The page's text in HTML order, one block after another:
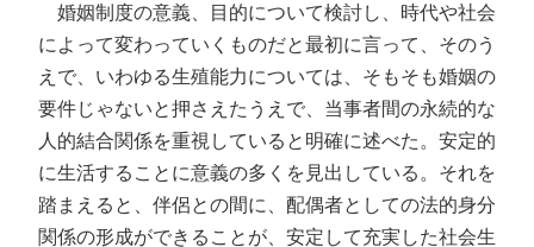
婚姻制度の意義、目的について検討し、時代や社会
によって変わっていくものだと最初に言って、そのう
えで、いわゆる生殖能力については、そもそも婚姻の
要件じゃないと押さえたうえで、当事者間の永続的な
人的結合関係を重視していると明確に述べた。安定的
に生活することに意義の多くを見出している。それを
踏まえると、伴侶との間に、配偶者としての法的身分
関係の形成ができることが、安定して充実した社会生